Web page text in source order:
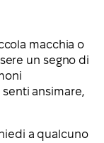
macchia o
un segno di
ansimare,
a qualcuno